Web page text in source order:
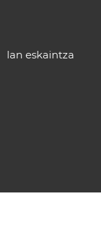
lan eskaintza